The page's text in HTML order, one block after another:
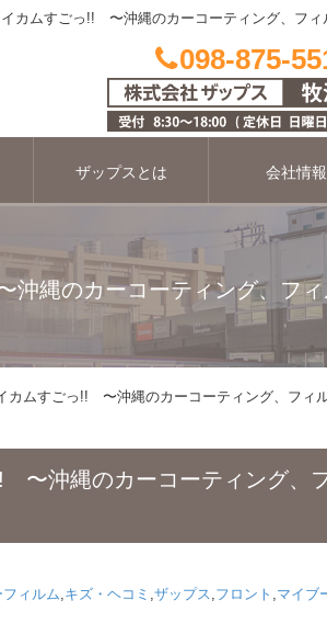
カムすごっ!! 〜沖縄のカーコーティング、フィ
098-875-
ザップスとは 会社情報
縄のカーコーティング、フ
カムすごっ!! 〜沖縄のカーコーティング、フィ
〜沖縄のカーコーティング、
フィルム,キズ・ヘコミ ,ザップス,フロント ,マイブ